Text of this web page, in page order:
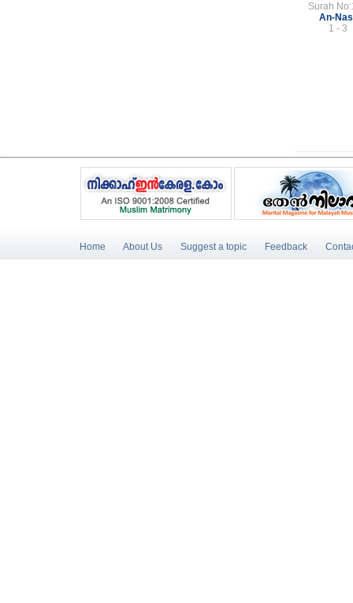
Surah
An-
1 - 3
Home About Us Suggest a topic Feedback